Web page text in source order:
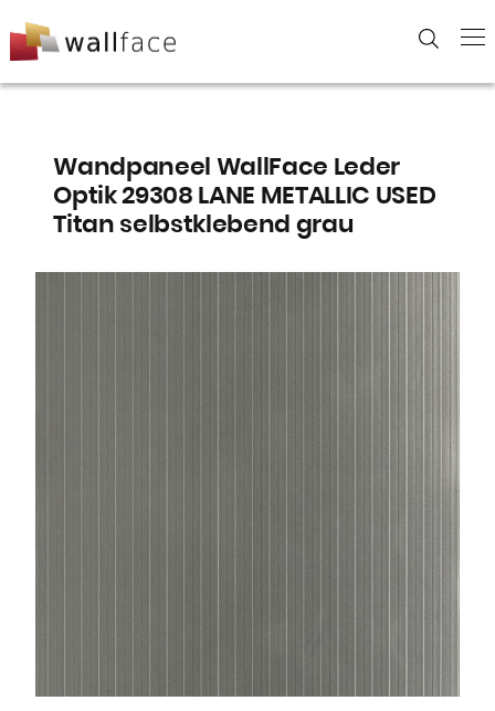
to
Wandpaneel WallFace Leder
Optik 29308 LANE METALLIC USED
Titan selbstklebend grau